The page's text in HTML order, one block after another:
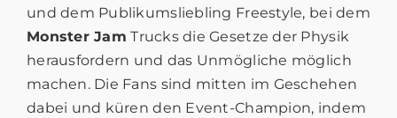
und dem Publikumsliebling Freestyle, bei dem
Monster Jam Trucks die Gesetze der Physik
herausfordern und das Unmögliche möglich
machen. Die Fans sind mitten im Geschehen
dabei und küren den Event-Champion, indem